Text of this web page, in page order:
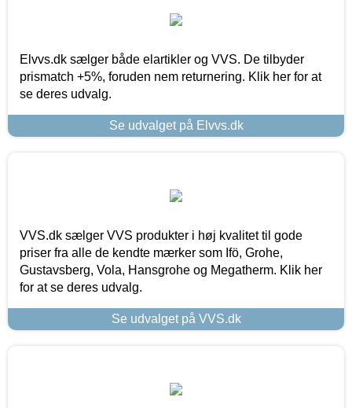
Elvvs.dk sælger både elartikler og VVS. De tilbyder
prismatch +5%, foruden nem returnering. Klik her for at
se deres udvalg.
Se udvalget på Elvvs.dk
VVS.dk sælger VVS produkter i høj kvalitet til gode
priser fra alle de kendte mærker som Ifö, Grohe,
Gustavsberg, Vola, Hansgrohe og Megatherm. Klik her
for at se deres udvalg.
Se udvalget på VVS.dk